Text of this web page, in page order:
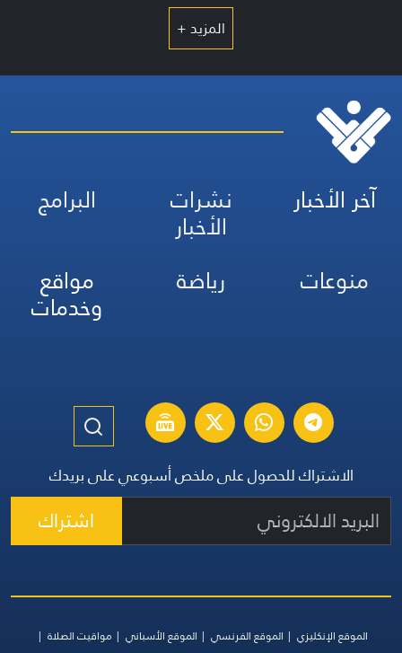
المزيد +
آخر الأخبار نشرات
الأخبار
البرامج
منوعات
رياضة مواقع
وخدمات
الاشتراك للحصول على ملخص أسبوعي على بريدك
اشتراك
الموقع الإنكليزي الموقع الفرنسي الموقع الأسباني
مواقيت الصلاة